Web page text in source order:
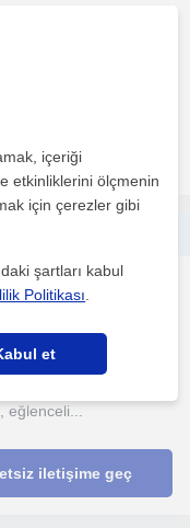
keşfedecek; düzenli
iletişime geç
iletişime geç
içeriği
etkinliklerini ölçmenin
için çerezler gibi
şartları kabul
Politikası
et